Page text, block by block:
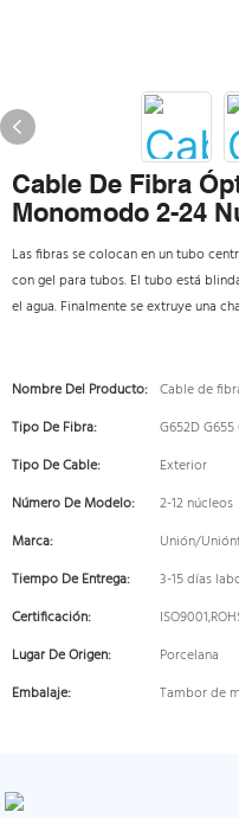
Cable De Fibra
Monomodo 2-24
Las fibras se colocan en un tubo
con gel para tubos. El tubo está
el agua. Finalmente se extruye una
Nombre Del Producto: Cable de
Tipo De Fibra:
G652D
Tipo De Cable:
Exterior
Número De Modelo:
2-12 núcleos
Marca:
Unión/
Tiempo De Entrega:
3-15 días
Certificación:
Lugar De Origen:
Porcelana
Embalaje:
Tambor de